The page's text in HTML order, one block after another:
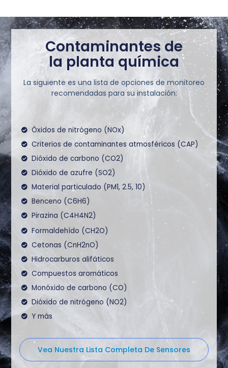
Contaminantes de
la planta química
La siguiente es una lista de opciones de monitoreo
recomendadas para su instalación:
Óxidos de nitrógeno (NOx)
Criterios de contaminantes atmosféricos (CAP)
Dióxido de carbono (CO2)
Dióxido de azufre (SO2)
Material particulado (PM1, 2.5, 10)
Benceno (C6H6)
Pirazina (C4H4N2)
Formaldehído (CH2O)
Cetonas (CnH2nO)
Hidrocarburos alifáticos
Compuestos aromáticos
Monóxido de carbono (CO)
Dióxido de nitrógeno (NO2)
Y más
Vea Nuestra Lista Completa De Sensores